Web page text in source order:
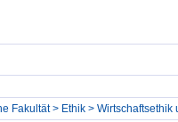
Fakultät > Ethik >